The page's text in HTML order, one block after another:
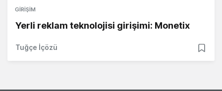
GIRIŞIM
Yerli reklam teknolojisi girişimi: Monetix
Tuğçe İçözü